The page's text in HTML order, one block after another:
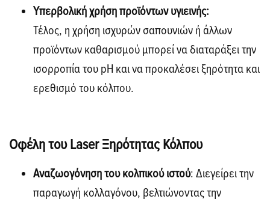
Υπερβολική χρήση προϊόντων υγιεινής:
Τέλος, η χρήση ισχυρών σαπουνιών ή άλλων
προϊόντων καθαρισμού μπορεί να διαταράξει την
ισορροπία του pH και να προκαλέσει ξηρότητα και
ερεθισμό του κόλπου.
Οφέλη του Laser Ξηρότητας Κόλπου
Αναζωογόνηση του κολπικού ιστού: Διεγείρει την
παραγωγή κολλαγόνου, βελτιώνοντας την